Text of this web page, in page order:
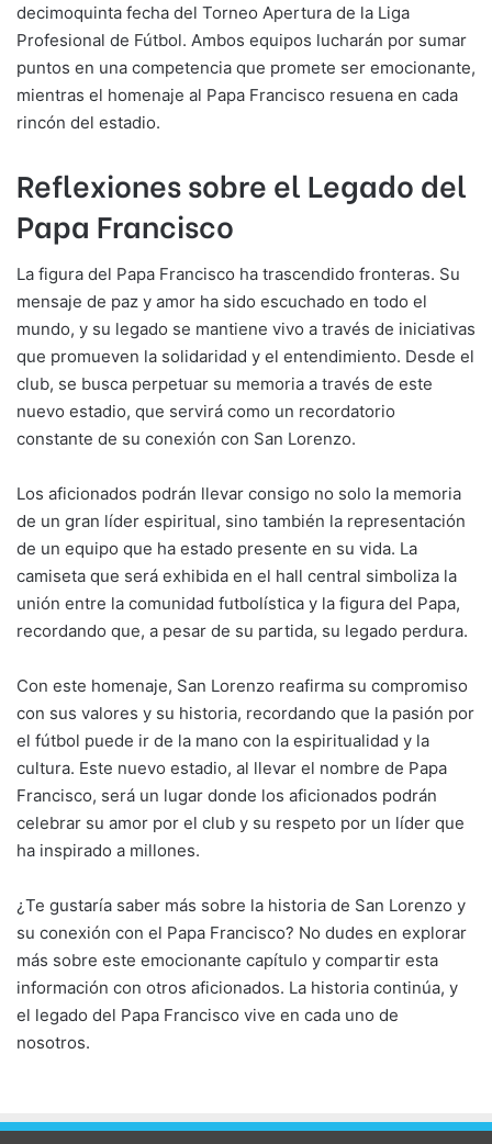
decimoquinta fecha del Torneo Apertura de la Liga
Profesional de Fútbol. Ambos equipos lucharán por sumar
puntos en una competencia que promete ser emocionante,
mientras el homenaje al Papa Francisco resuena en cada
rincón del estadio.
Reflexiones sobre el Legado del
Papa Francisco
La figura del Papa Francisco ha trascendido fronteras. Su
mensaje de paz y amor ha sido escuchado en todo el
mundo, y su legado se mantiene vivo a través de iniciativas
que promueven la solidaridad y el entendimiento. Desde el
club, se busca perpetuar su memoria a través de este
nuevo estadio, que servirá como un recordatorio
constante de su conexión con San Lorenzo.
Los aficionados podrán llevar consigo no solo la memoria
de un gran líder espiritual, sino también la representación
de un equipo que ha estado presente en su vida. La
camiseta que será exhibida en el hall central simboliza la
unión entre la comunidad futbolística y la figura del Papa,
recordando que, a pesar de su partida, su legado perdura.
Con este homenaje, San Lorenzo reafirma su compromiso
con sus valores y su historia, recordando que la pasión por
el fútbol puede ir de la mano con la espiritualidad y la
cultura. Este nuevo estadio, al llevar el nombre de Papa
Francisco, será un lugar donde los aficionados podrán
celebrar su amor por el club y su respeto por un líder que
ha inspirado a millones.
¿Te gustaría saber más sobre la historia de San Lorenzo y
su conexión con el Papa Francisco? No dudes en explorar
más sobre este emocionante capítulo y compartir esta
información con otros aficionados. La historia continúa, y
el legado del Papa Francisco vive en cada uno de
nosotros.